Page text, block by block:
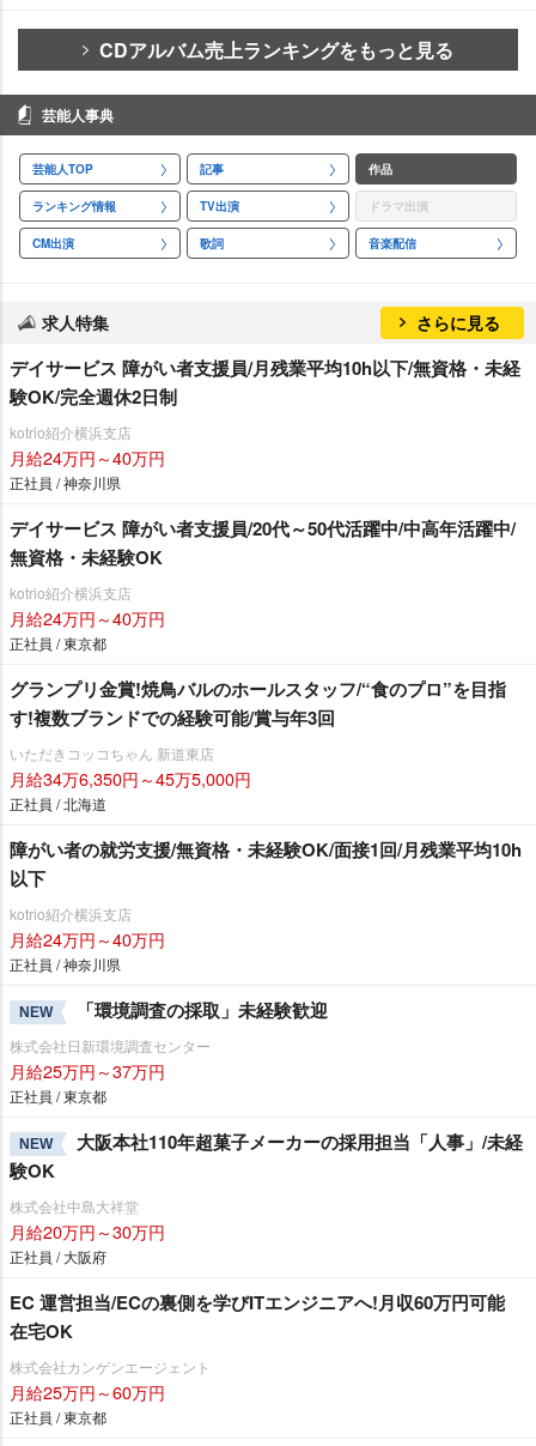
CDアルバム売上ランキングをもっと見る
芸能人事典
芸能人TOP 記事 作品
ランキング情報 TV出演 ドラマ出演
CM出演 歌詞 音楽配信
求人特集 さらに見る
デイサービス 障がい者支援員/月残業平均10h以下/無資格・未経
験OK/完全週休2日制
kotrio紹介横浜支店
月給24万円～40万円
正社員 / 神奈川県
デイサービス 障がい者支援員/20代～50代活躍中/中高年活躍中/
無資格・未経験OK
kotrio紹介横浜支店
月給24万円～40万円
正社員 / 東京都
グランプリ金賞!焼鳥バルのホールスタッフ/“食のプロ”を目指
す!複数ブランドでの経験可能/賞与年3回
いただきコッコちゃん 新道東店
月給34万6,350円～45万5,000円
正社員 / 北海道
障がい者の就労支援/無資格・未経験OK/面接1回/月残業平均10h
以下
kotrio紹介横浜支店
月給24万円～40万円
正社員 / 神奈川県
NEW 「環境調査の採取」未経験歓迎
株式会社日新環境調査センター
月給25万円～37万円
正社員 / 東京都
NEW
大阪本社110年超菓子メーカーの採用担当「人事」/未経
験OK
株式会社中島大祥堂
月給20万円～30万円
正社員 / 大阪府
EC 運営担当/ECの裏側を学びITエンジニアへ!月収60万円可能
在宅OK
株式会社カンゲンエージェント
月給25万円～60万円
正社員 / 東京都